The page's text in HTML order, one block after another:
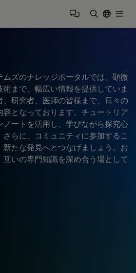
ムズのナレッジポータルでは、顕微
まで、幅広い情報を提供していま
研究者、医師の皆様まで、日々の
となっております。チュートリア
ノートを活用し、学びながら探究心
らに、コミュニティに参加するこ
新たな発見へとつなげましょう。お
いの専門知識を深め合う場として